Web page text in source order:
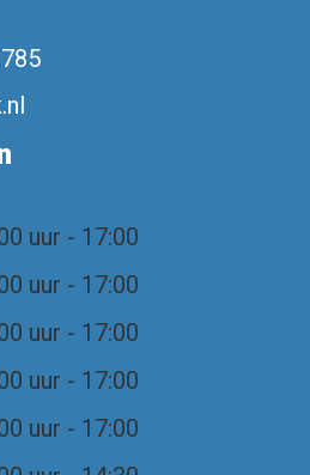
uur - 17:00
uur - 17:00
uur - 17:00
uur - 17:00
uur - 17:00